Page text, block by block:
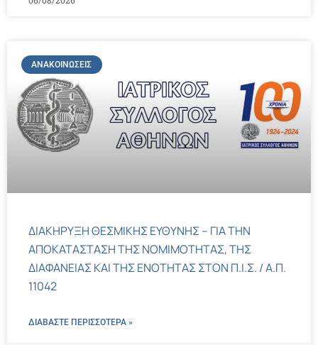
ΑΝΑΚΟΙΝΏΣΕΙΣ
ΔΙΑΚΗΡΥΞΗ ΘΕΣΜΙΚΗΣ ΕΥΘΥΝΗΣ – ΓΙΑ ΤΗΝ
ΑΠΟΚΑΤΑΣΤΑΣΗ ΤΗΣ ΝΟΜΙΜΟΤΗΤΑΣ, ΤΗΣ
ΔΙΑΦΑΝΕΙΑΣ ΚΑΙ ΤΗΣ ΕΝΟΤΗΤΑΣ ΣΤΟΝ Π.Ι.Σ. / Α.Π.
11042
ΔΙΑΒΑΣΤΕ ΠΕΡΙΣΣΌΤΕΡΑ »